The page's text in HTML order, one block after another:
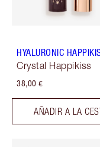
HYALURONIC
Crystal Happikiss
38,00 €
AÑADIR A LA